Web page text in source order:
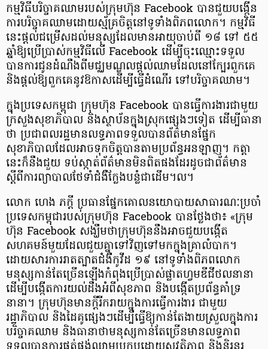
កម្មវិធី​បរិច្ចាគ​ឈាម​របស់​ក្រុមហ៊ុន Facebook បាន​ជួយ​បង្កើន​
ការ​បរិច្ចាគឈាម​ដោយ​ស្ម័គ្រ​ចិត្ត​នៅទូទាំង​ពិភព​លោក។ កម្មវិធី
នេះ​ផ្តល់ជម្រើស​ដល់​មនុស្ស​ដែលមានអាយុ​ចាប់ពី ១៨ ទៅ ៥៥​
ឆ្នាំឱ្យ​ប្រើប្រាស់​កម្មវិធីលើ Facebook ដើម្បី​​ចុះ​ឈ្មោះ​ទទួល​
បានការ​ជូនដំណឹង​ពីមជ្ឈមណ្ឌល​ផ្តល់​ឈាម​ដែល​នៅក្បែរ​ពួក​គេ
និង​ផ្តល់​ឱ្យ​ពួកគេ​នូវ​ឱកាស​​​ដើម្បី​ធ្វើដំណើរ​ ​ទៅ​បរិច្ចាគ​​ឈាម។
ក្នុង​ប្រទេស​កម្ពុជា ក្រុមហ៊ុន Facebook បាន​ធ្វើការងារ​ជាមួយ​
ក្រសួង​សុខាភិបាល និង​ស្ថាប័ន​ក្នុងស្រុក​ផ្សេង​ៗទៀត ​ដើម្បី​ធានា​
ថា ប្រជាពលរដ្ឋ​មាន​លទ្ធភាព​ទទួល​បាន​ព័ត៌មាន​ផ្នែក
សុខាភិបាល​ដែលអាចទុក​ចិត្តបាន​តាមប្រព័ន្ធ​អនឡាញ។ កត្តា​
នេះ​ក៏​នឹង​ជួយ​ ទប់ស្កាត់​ព័ត៌មានមិនពិត​ផងដែរ​ដូចជាព័ត៌មាន
ស្តីពី​ការ​ព្យាបាល​ថែទាំជំងឺ​ក្លែងបន្លំ​ជាដើម។ល។
លោក ហេង ភក្តី ប្រធាន​ផ្នែក​គោលនយោបាយ​សាធារណៈ​ប្រចាំ​
ប្រទេស​កម្ពុជា​របស់ក្រុមហ៊ុន Facebook បាន​ថ្លែង​ថា៖ «ក្រុម
ហ៊ុន Facebook សង្ឃឹមថាក្រុមហ៊ុន​នឹងអាចជួយ​បង្កើត​
សហគមន៍មួយ​ដែល​ជួយ​គ្នា​ទៅវិញទៅមក​ក្នុងគ្រា​លំបាក។
ដោយសារ​ការ​រាតត្បាត​ជំងឺកូវីដ ១៩ ​នៅទូទាំង​ពិភពលោក
មនុស្ស​កាន់តែច្រើន​ឡើង​កំពុង​ប្រើប្រាស់​ផ្លាតហ្វមឌីជីថល​នានា​​
ដើម្បីបង្កើត​ការ​យល់ដឹង​អំពីសុខភាព និង​បង្កើត​ប្រព័ន្ធគាំទ្រ​
នានា។ ក្រុមហ៊ុនមានក្តីរីករាយ​ក្នុងការ​ធ្វើការងារ ​ជា​មួយ​
រដ្ឋាភិបាល និងដៃគូ​ផ្សេងៗ​ដើម្បី​ធ្វើ​ឱ្យ​កាន់តែងាយ​ស្រួល​ក្នុងការ​
បរិច្ចាគ​ឈាម និង​ធានា​ថាមនុស្ស​កាន់​តែ​ច្រើន​មានលទ្ធភាព​